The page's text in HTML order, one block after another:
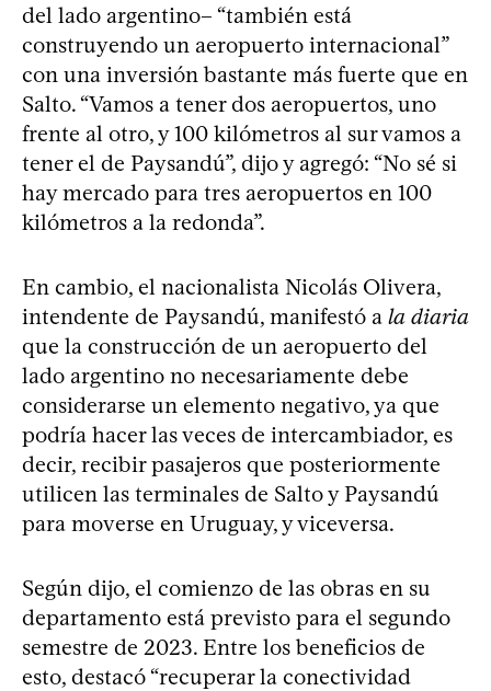
del lado argentino– “también está
construyendo un aeropuerto internacional”
con una inversión bastante más fuerte que en
Salto. “Vamos a tener dos aeropuertos, uno
frente al otro, y 100 kilómetros al sur vamos a
tener el de Paysandú”, dijo y agregó: “No sé si
hay mercado para tres aeropuertos en 100
kilómetros a la redonda”.
En cambio, el nacionalista Nicolás Olivera,
intendente de Paysandú, manifestó a la diaria
que la construcción de un aeropuerto del
lado argentino no necesariamente debe
considerarse un elemento negativo, ya que
podría hacer las veces de intercambiador, es
decir, recibir pasajeros que posteriormente
utilicen las terminales de Salto y Paysandú
para moverse en Uruguay, y viceversa.
Según dijo, el comienzo de las obras en su
departamento está previsto para el segundo
semestre de 2023. Entre los beneficios de
esto, destacó “recuperar la conectividad